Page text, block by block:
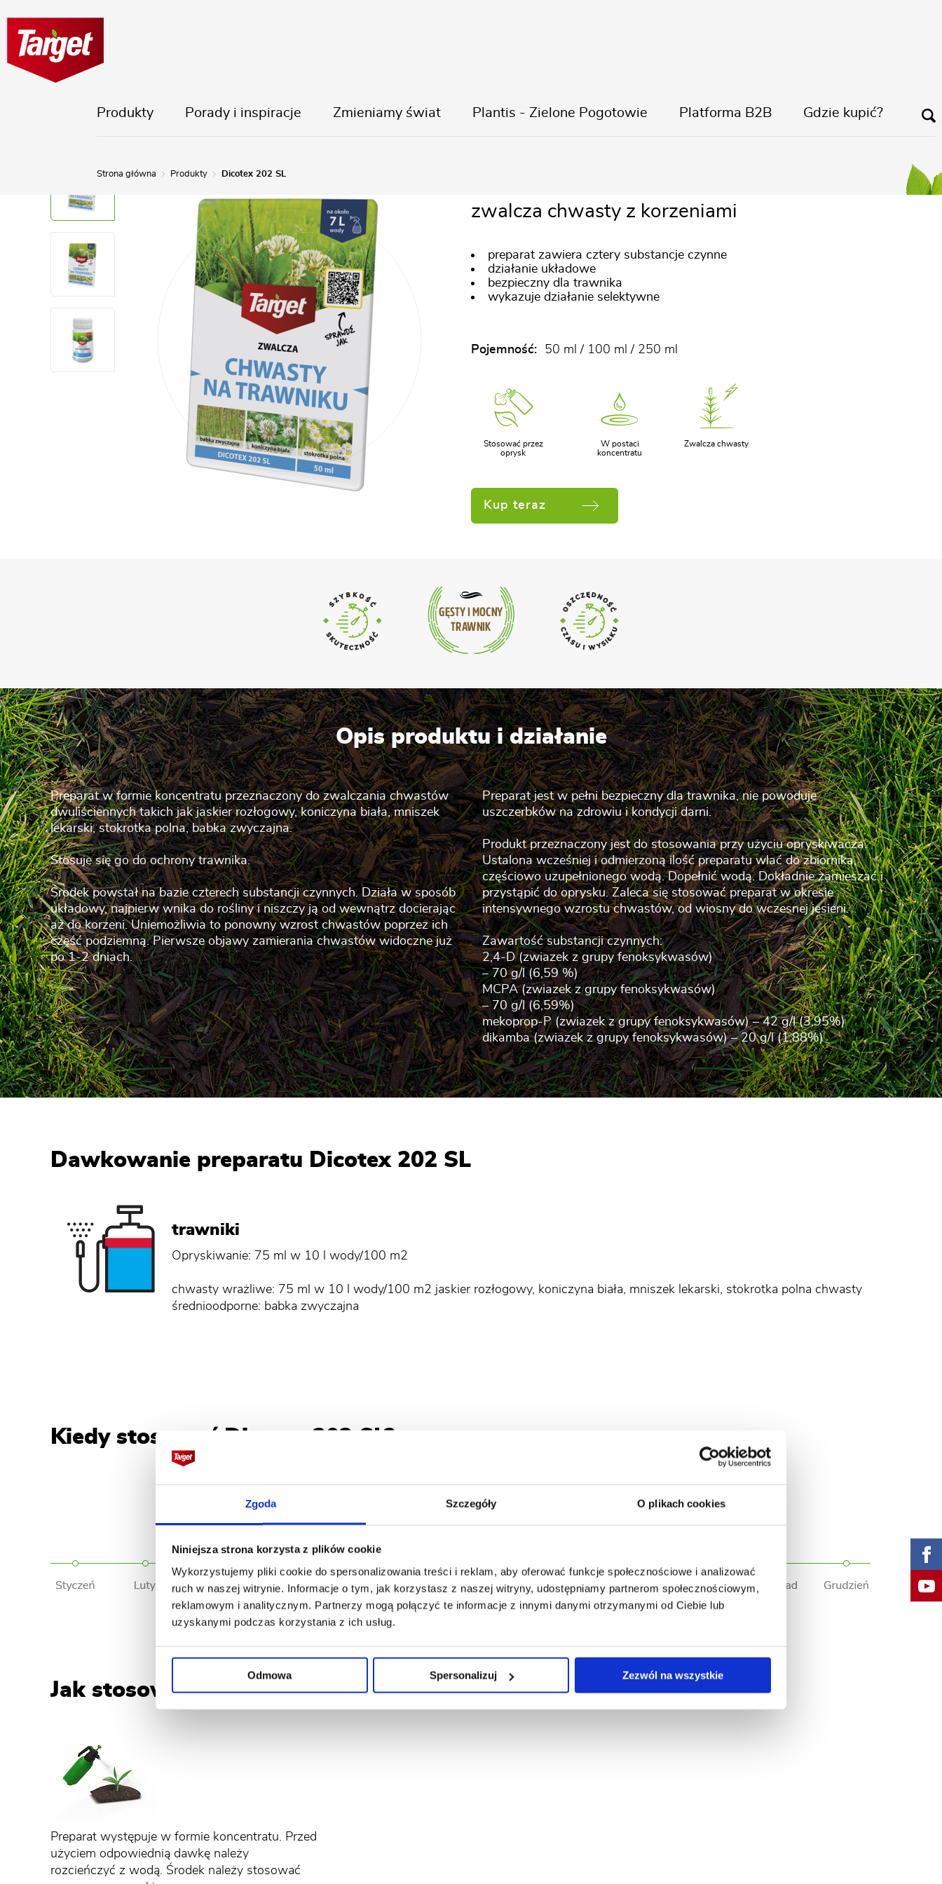
Zgoda Szczegóły O plikach cookies
Niniejsza strona korzysta z plików cookie
Wykorzystujemy pliki cookie do spersonalizowania treści i reklam, aby oferować funkcje społecznościowe i analizować
ruch w naszej witrynie. Informacje o tym, jak korzystasz z naszej witryny, udostępniamy partnerom społecznościowym,
reklamowym i analitycznym. Partnerzy mogą połączyć te informacje z innymi danymi otrzymanymi od Ciebie lub
uzyskanymi podczas korzystania z ich usług.
Odmowa Spersonalizuj Zezwól na wszystkie
Produkty Porady i inspiracje Zmieniamy świat Plantis - Zielone Pogotowie Platforma B2B Gdzie kupić?
Strona główna Produkty Dicotex 202 SL
zwalcza chwasty z korzeniami
preparat zawiera cztery substancje czynne
działanie układowe
bezpieczny dla trawnika
wykazuje działanie selektywne
Pojemność: 50 ml / 100 ml / 250 ml
Stosować przez
oprysk
W postaci
koncentratu
Zwalcza chwasty
Kup teraz
Opis produktu i działanie
Preparat w formie koncentratu przeznaczony do zwalczania chwastów
dwuliściennych takich jak jaskier rozłogowy, koniczyna biała, mniszek
lekarski, stokrotka polna, babka zwyczajna.
Stosuje się go do ochrony trawnika.
Środek powstał na bazie czterech substancji czynnych. Działa w sposób
układowy, najpierw wnika do rośliny i niszczy ją od wewnątrz docierając
aż do korzeni. Uniemożliwia to ponowny wzrost chwastów poprzez ich
część podziemną. Pierwsze objawy zamierania chwastów widoczne już
po 1-2 dniach.
Preparat jest w pełni bezpieczny dla trawnika, nie powoduje
uszczerbków na zdrowiu i kondycji darni.
Produkt przeznaczony jest do stosowania przy użyciu opryskiwacza.
Ustalona wcześniej i odmierzoną ilość preparatu wlać do zbiornika,
częściowo uzupełnionego wodą. Dopełnić wodą. Dokładnie zamieszać i
przystąpić do oprysku. Zaleca się stosować preparat w okresie
intensywnego wzrostu chwastów, od wiosny do wczesnej jesieni.
Zawartość substancji czynnych:
2,4-D (zwiazek z grupy fenoksykwasów)
– 70 g/l (6,59 %)
MCPA (zwiazek z grupy fenoksykwasów)
– 70 g/l (6,59%)
mekoprop-P (zwiazek z grupy fenoksykwasów) – 42 g/l (3,95%)
dikamba (zwiazek z grupy fenoksykwasów) – 20 g/l (1,88%)
Dawkowanie preparatu Dicotex 202 SL
trawniki
Opryskiwanie: 75 ml w 10 l wody/100 m2
chwasty wrażliwe: 75 ml w 10 l wody/100 m2 jaskier rozłogowy, koniczyna biała, mniszek lekarski, stokrotka polna chwasty
średnioodporne: babka zwyczajna
Kiedy stosować Dicotex 202 SL?
Jak stosować Dicotex 202 SL?
Preparat występuje w formie koncentratu. Przed
użyciem odpowiednią dawkę należy
rozcieńczyć z wodą. Środek należy stosować